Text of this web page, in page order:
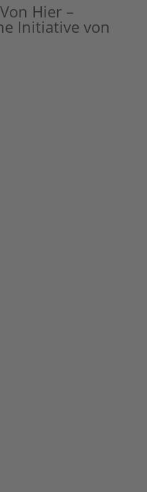
Hier –
Initiative von